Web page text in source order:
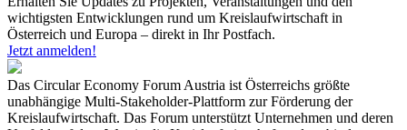
wichtigsten Entwicklungen rund um Kreislaufwirtschaft in
Österreich und Europa – direkt in Ihr Postfach.
Jetzt anmelden!
Das Circular Economy Forum Austria ist Österreichs größte
unabhängige Multi-Stakeholder-Plattform zur Förderung der
Kreislaufwirtschaft. Das Forum unterstützt Unternehmen und deren